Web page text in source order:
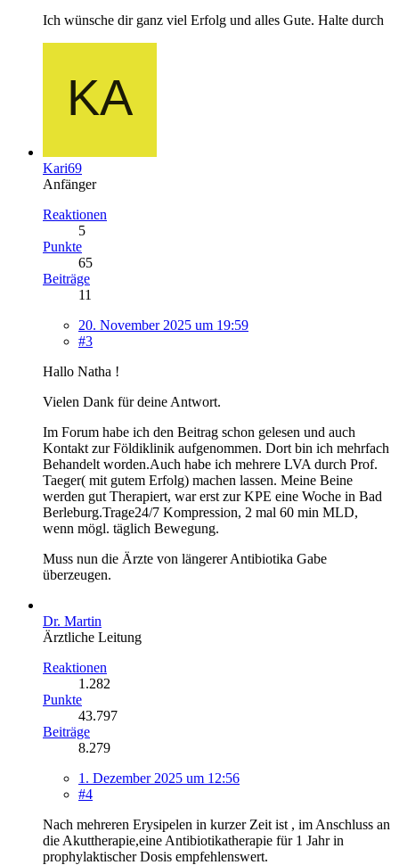
Ich wünsche dir ganz viel Erfolg und alles Gute. Halte durch
Kari69
Anfänger
Reaktionen
5
Punkte
65
Beiträge
11
20. November 2025 um 19:59
#3
Hallo Natha !
Vielen Dank für deine Antwort.
Im Forum habe ich den Beitrag schon gelesen und auch
Kontakt zur Földiklinik aufgenommen. Dort bin ich mehrfach
Behandelt worden.Auch habe ich mehrere LVA durch Prof.
Taeger( mit gutem Erfolg) machen lassen. Meine Beine
werden gut Therapiert, war erst zur KPE eine Woche in Bad
Berleburg.Trage24/7 Kompression, 2 mal 60 min MLD,
wenn mögl. täglich Bewegung.
Muss nun die Ärzte von längerer Antibiotika Gabe
überzeugen.
Dr. Martin
Ärztliche Leitung
Reaktionen
1.282
Punkte
43.797
Beiträge
8.279
1. Dezember 2025 um 12:56
#4
Nach mehreren Erysipelen in kurzer Zeit ist , im Anschluss an
die Akuttherapie,eine Antibiotikatherapie für 1 Jahr in
prophylaktischer Dosis empfehlenswert.